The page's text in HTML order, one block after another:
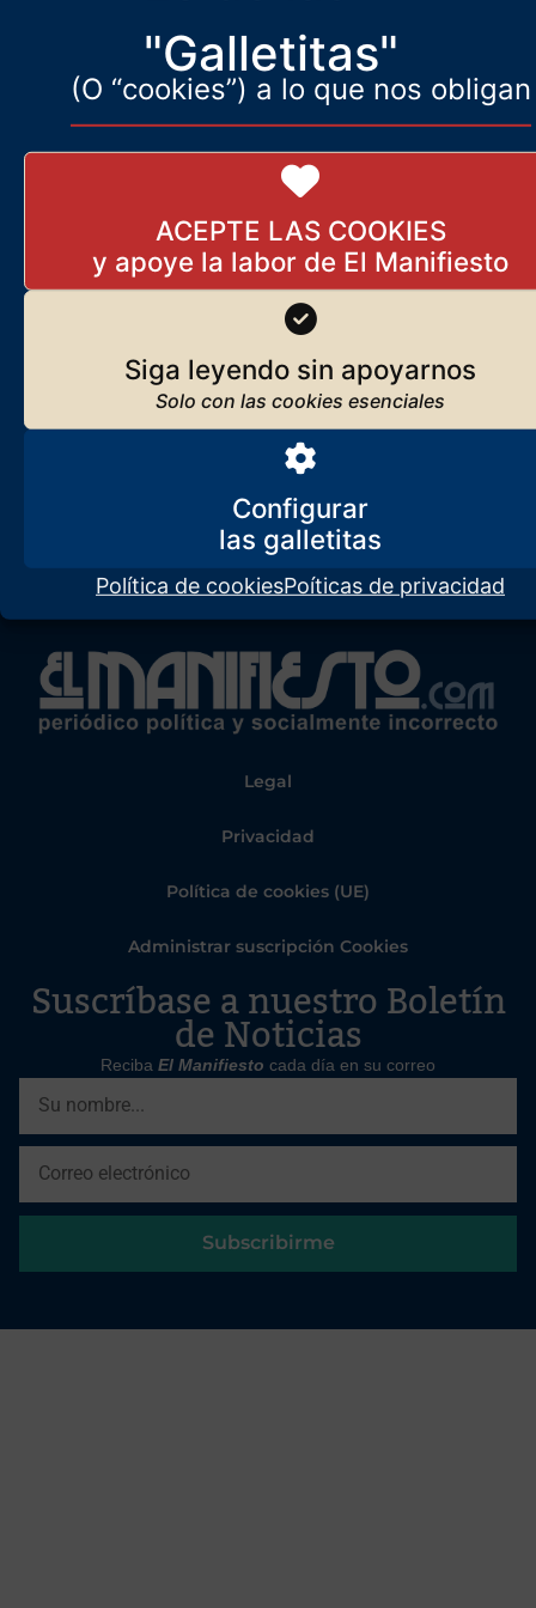
"Galletitas"
(O “cookies”) a lo que nos obligan
ACEPTE LAS COOKIES
Siga leyendo sin apoyarnos
Configurar
Política de cookiesPoíticas de privacidad
Legal
Privacidad
Política de cookies (UE)
Administrar suscripción Cookies
Suscríbase a nuestro Boletín
de Noticias
Reciba El Manifiesto cada día en su correo
Subscribirme